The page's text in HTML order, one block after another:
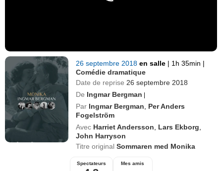
26 septembre 2018en salle | 1h 35min |
Comédie dramatique
Date de reprise 26 septembre 2018
De Ingmar Bergman |
Par Ingmar Bergman
Per Anders
Fogelström
Avec Harriet Andersson Lars Ekborg
John Harryson
Titre originalSommaren med Monika
Spectateurs Mes amis